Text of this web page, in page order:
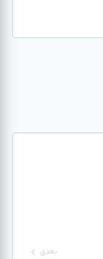
بعدی